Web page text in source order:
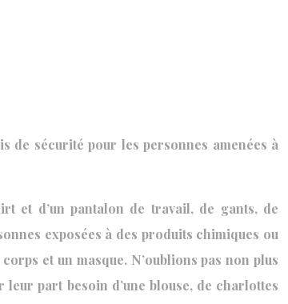
de sécurité pour les personnes amenées à
et d’un pantalon de travail, de gants, de
exposées à des produits chimiques ou
et un masque. N’oublions pas non plus
part besoin d’une blouse, de charlottes